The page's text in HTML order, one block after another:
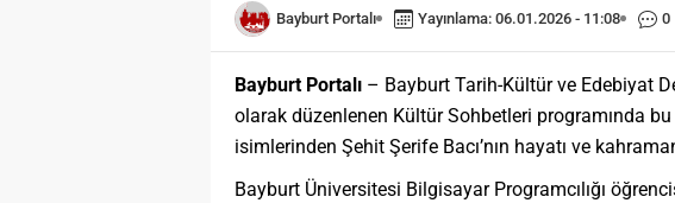
Bayburt Portalı Yayınlama: 06.01.2026 - 11:08 0
Bayburt Portalı – Bayburt Tarih-Kültür ve Edebiyat
olarak düzenlenen Kültür Sohbetleri programında
isimlerinden Şehit Şerife Bacı’nın hayatı ve
Bayburt Üniversitesi Bilgisayar Programcılığı